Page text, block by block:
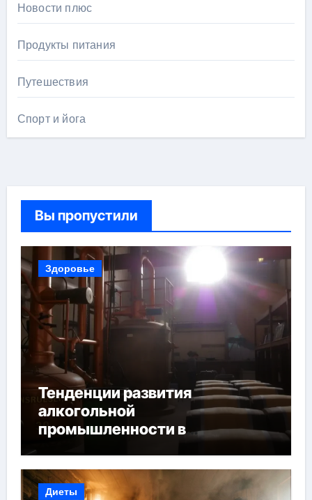
Новости плюс
Продукты питания
Путешествия
Спорт и йога
Вы пропустили
Здоровье
Тенденции развития
алкогольной
промышленности в
Диеты